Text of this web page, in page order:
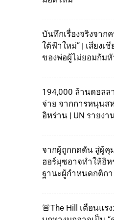
บันทึกเรื่องจริงจาก
ใต้ฟ้าใหม่” | เสียงเ
ของพ่อผู้ไม่ยอมก้มหั
194,000 ล้านดอลล
จ่าย จากการหนุนส
อิหร่าน | UN รายงา
จากผู้ถูกกดดัน สู่ผู้คุ
ฮอร์มุซอาจทำให้อิห
ฐานะผู้กำหนดกติกา
🚨The Hill เตือนแร